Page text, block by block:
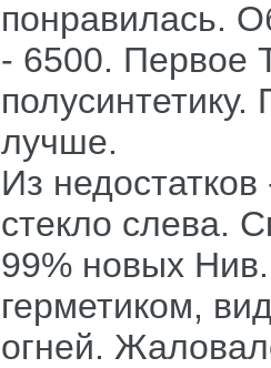
понравилась.
- 6500. Первое
полусинтетику.
лучше.
Из
стекло слева.
99% новых
герметиком,
огней.